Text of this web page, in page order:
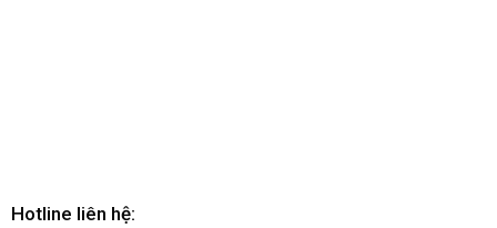
Hotline liên hệ: